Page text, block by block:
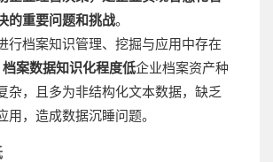
的重要问题和挑战。
行档案知识管理、挖掘与应用中存在
档案数据知识化程度低企业档案资产种
杂，且多为非结构化文本数据，缺乏
用，造成数据沉睡问题。